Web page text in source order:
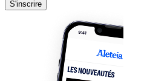
S'inscrire